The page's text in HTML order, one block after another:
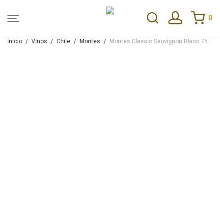
0
Inicio / Vinos / Chile / Montes / Montes Classic Sauvignon Blanc 750ml